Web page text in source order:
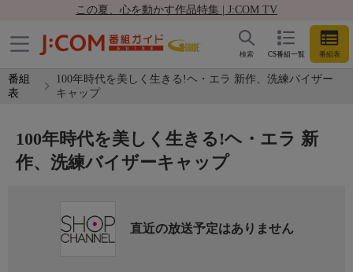
この夏、心を動かす作品特集 | J:COM TV
CS番組一覧 番組表
検索
番組
表
100年時代を美しく生きる!ヘ・エラ 新作、洗練バイザー
キャップ
100年時代を美しく生きる!ヘ・エラ 新
作、洗練バイザーキャップ
直近の放送予定はありません